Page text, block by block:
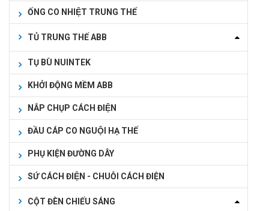
ỐNG CO NHIỆT TRUNG THẾ
TỦ TRUNG THẾ ABB
TỤ BÙ NUINTEK
KHỞI ĐỘNG MỀM ABB
NẮP CHỤP CÁCH ĐIỆN
ĐẦU CÁP CO NGUỘI HẠ THẾ
PHỤ KIỆN ĐƯỜNG DÂY
SỨ CÁCH ĐIỆN - CHUỖI CÁCH ĐIỆN
CỘT ĐÈN CHIẾU SÁNG